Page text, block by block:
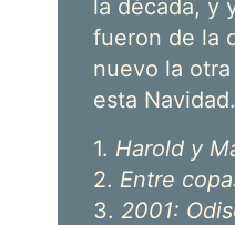
la década, y
fueron de la
nuevo la
esta Navidad.
1. Harold y
2. Entre
3. 2001: